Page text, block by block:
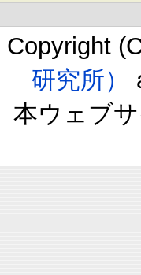
Copyright
研究所）
本ウェブ